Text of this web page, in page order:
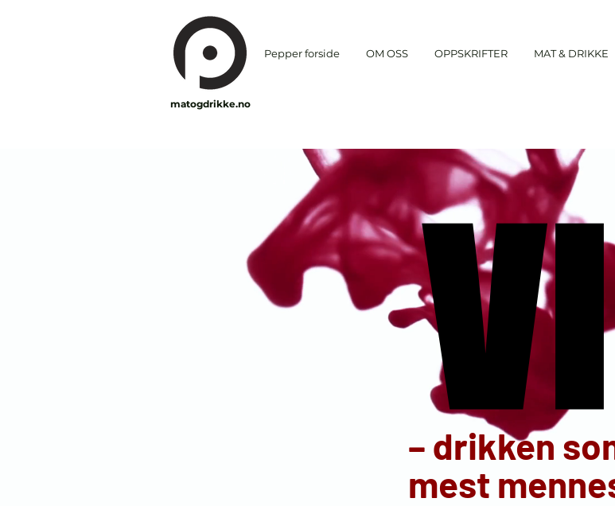
Pepper forside OM OSS OPPSKRIFTER MAT & DRIKKE
matogdrikke.no
– drikken
mest